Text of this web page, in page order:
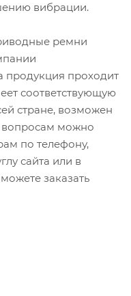
вибрации.
ремни
проходит
соответствующую
стране, возможен
вопросам можно
по телефону,
сайта или в
заказать